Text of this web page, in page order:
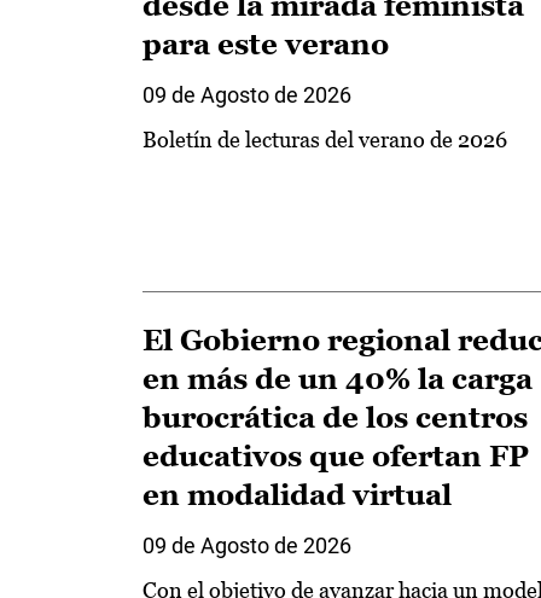
para este verano
09 de Agosto de 2026
Boletín de lecturas del verano de 2026
El Gobierno regional
en más de un 40% la carga
burocrática de los centros
educativos que ofertan FP
en modalidad virtual
09 de Agosto de 2026
Con el objetivo de avanzar hacia un